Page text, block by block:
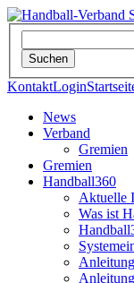
KontaktLogin
News
Verband
Gremien
Gremien
Handball360
Aktuelle
Was ist